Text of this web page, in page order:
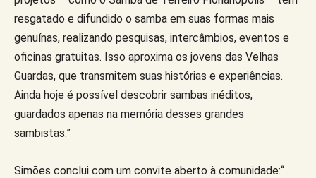
resgatado e difundido o samba em suas formas mais
genuínas, realizando pesquisas, intercâmbios, eventos e
oficinas gratuitas. Isso aproxima os jovens das Velhas
Guardas, que transmitem suas histórias e experiências.
Ainda hoje é possível descobrir sambas inéditos,
guardados apenas na memória desses grandes
sambistas.”
Simões conclui com um convite aberto à comunidade:“